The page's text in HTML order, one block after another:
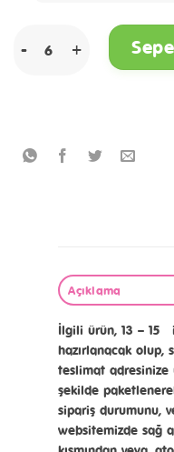
Unicorn İsme Özel Boyama
Açıklama
İlgili ürün, 13 – 15
hazırlanacak olup,
teslimat adresinize
şekilde
sipariş durumunu,
websitemizde sağ